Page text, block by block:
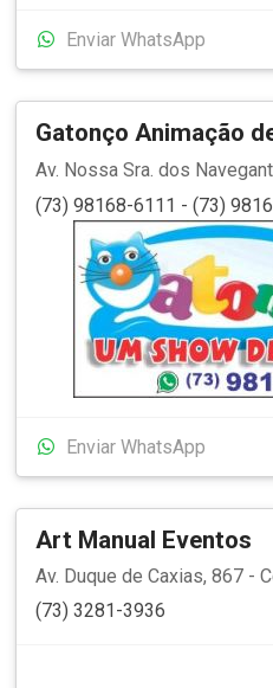
Enviar WhatsApp
Gatonço Animação
Av. Nossa Sra. dos
(73) 98168-6111 - (73)
Enviar WhatsApp
Art Manual Eventos
Av. Duque de Caxias, 867 -
(73) 3281-3936